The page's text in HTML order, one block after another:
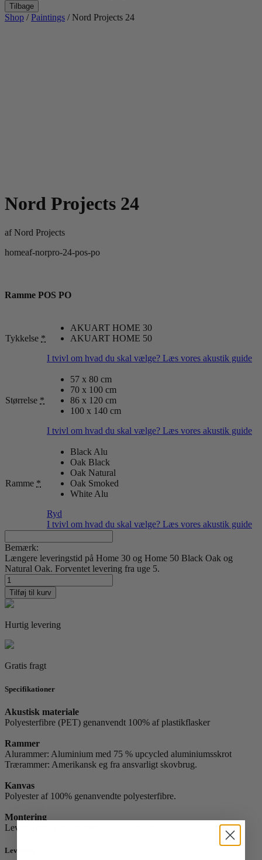
Tilbage
Shop /Paintings / Nord Projects 24
Nord Projects 24
afNord Projects
homeaf-norpro-24-pos-po
Ramme POS PO
Tykkelse *
AKUART HOME 30
AKUART HOME 50
I tvivl om hvad du skal vælge? Læs vores akustik guide
Størrelse *
57 x 80 cm
70 x 100 cm
86 x 120 cm
100 x 140 cm
I tvivl om hvad du skal vælge? Læs vores akustik guide
Ramme *
Black Alu
Oak Black
Oak Natural
Oak Smoked
White Alu
Ryd
I tvivl om hvad du skal vælge? Læs vores akustik guide
Bemærk:
Længere leveringstid på Home 30 og Home 50 Black Oak og
Natural Oak. Forventet levering fra uge 5.
Nord
Projects
24
antal
Tilføj til kurv
Hurtig levering
Gratis fragt
Specifikationer
Akustisk materiale
Polyesterfibre (PET) genanvendt 100% af plastikflasker
Rammer
Alurammer: Aluminium med 75 % upcycled aluminiumsskrot
Trærammer: Amerikansk eg fra ansvarligt skovbrug.
Kanvas
Polyester af 100% genanvendte polyesterfibre.
Montering
Leveres med ophængsbeslag på bagsiden
Levering